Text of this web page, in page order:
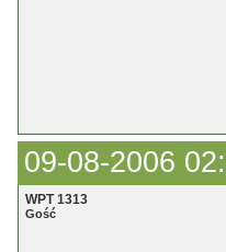
09-08-2006
WPT 1313
Gość